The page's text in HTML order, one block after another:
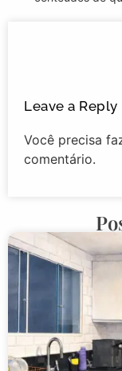
Leave a Reply
Você precisa
comentário.